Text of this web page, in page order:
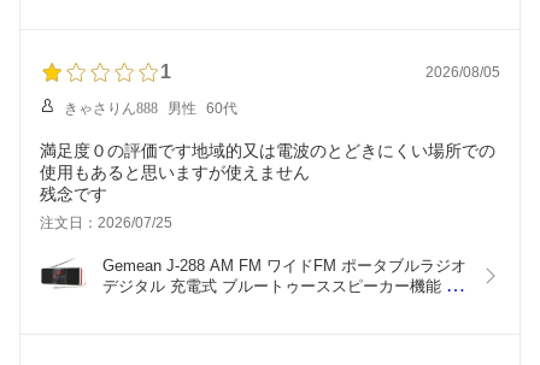
1 2026/08/05
きゃさりん888 男性 60代
満足度０の評価です地域的又は電波のとどきにくい場所での
使用もあると思いますが使えません
残念です
注文日：2026/07/25
Gemean J-288 AM FM ワイドFM ポータブルラジオ
デジタル 充電式 ブルートゥーススピーカー機能 ス